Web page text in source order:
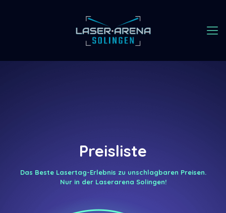
Preisliste
Das Beste Lasertag-Erlebnis zu unschlagbaren Preisen.
Nur in der Laserarena Solingen!